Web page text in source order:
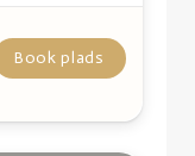
Book plads